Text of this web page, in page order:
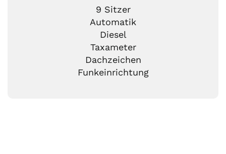
9 Sitzer
Automatik
Diesel
Taxameter
Dachzeichen
Funkeinrichtung